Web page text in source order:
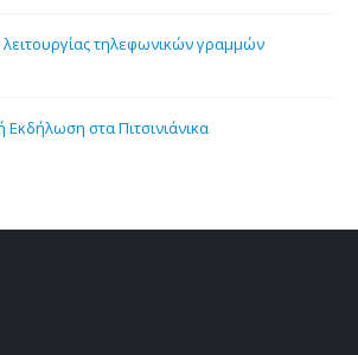
τηλεφωνικών γραμμών
Εκδήλωση στα Πιτσινιάνικα